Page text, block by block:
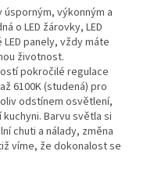
výkonným a
o LED žárovky, LED
panely, vždy máte
životnost.
pokročilé regulace
6100K (studená) pro
odstínem osvětlení,
Barvu světla si
chuti a nálady, změna
víme, že dokonalost se